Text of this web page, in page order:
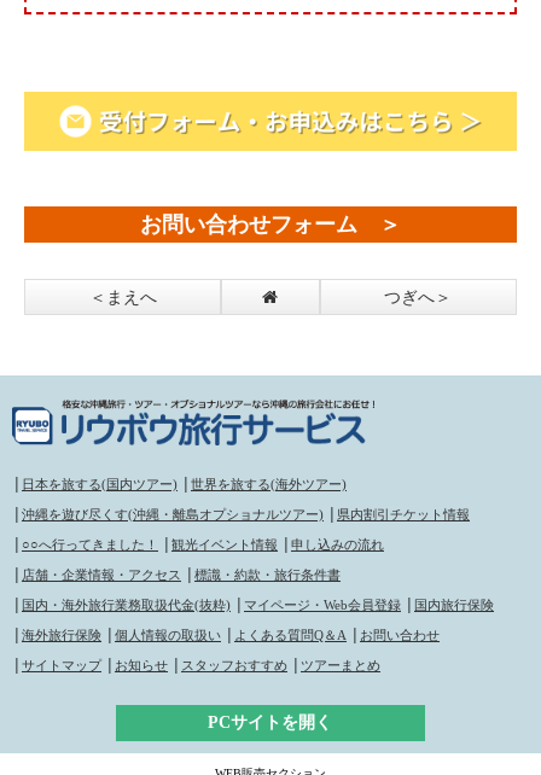
お問い合わせフォーム ＞
＜まえへ つぎへ＞
日本を旅する(国内ツアー) 世界を旅する(海外ツアー)
沖縄を遊び尽くす(沖縄・離島オプショナルツアー) 県内割引チケット情報
○○へ行ってきました！ 観光イベント情報 申し込みの流れ
店舗・企業情報・アクセス 標識・約款・旅行条件書
国内・海外旅行業務取扱代金(抜粋) マイページ・Web会員登録 国内旅行保険
海外旅行保険 個人情報の取扱い よくある質問Q＆A お問い合わせ
サイトマップ お知らせ スタッフおすすめ ツアーまとめ
PCサイトを開く